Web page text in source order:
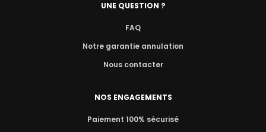
UNE QUESTION ?
FAQ
Notre garantie annulation
Nous contacter
NOS ENGAGEMENTS
Paiement 100% sécurisé